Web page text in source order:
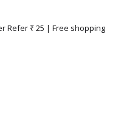
Refer ₹ 25 | Free shopping